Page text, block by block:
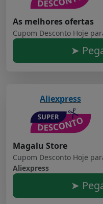
As melhores ofertas
Cupom Desconto Hoje
➤
Aliexpress
Magalu Store
Cupom Desconto Hoje
Aliexpress
➤